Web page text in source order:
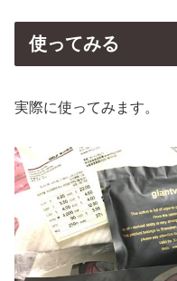
使ってみる
実際に使ってみます。